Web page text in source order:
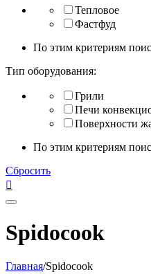
Тепловое
Фастфуд
По этим критериям
Тип оборудования:
Грили
Печи
Поверхности
По этим критериям
Сбросить

Spidocook
Главная/Spidocook